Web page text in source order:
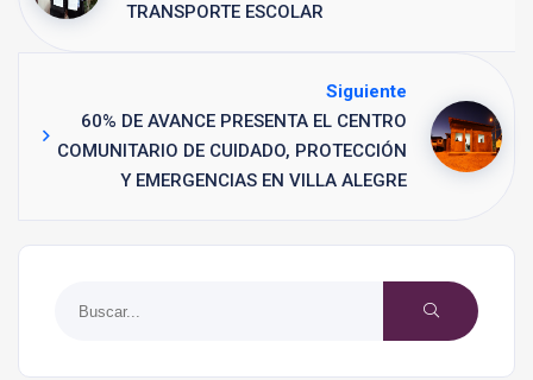
TRANSPORTE ESCOLAR
Siguiente
60% DE AVANCE PRESENTA EL CENTRO
COMUNITARIO DE CUIDADO, PROTECCIÓN
Y EMERGENCIAS EN VILLA ALEGRE